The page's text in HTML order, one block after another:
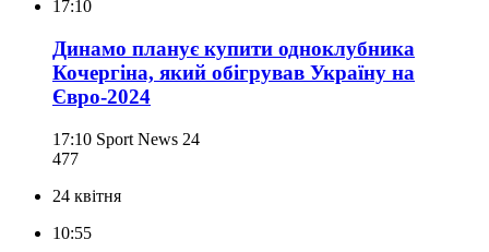
17:10
Динамо планує купити одноклубника
Кочергіна, який обігрував Україну на
Євро-2024
17:10 Sport News 24
477
24 квітня
10:55